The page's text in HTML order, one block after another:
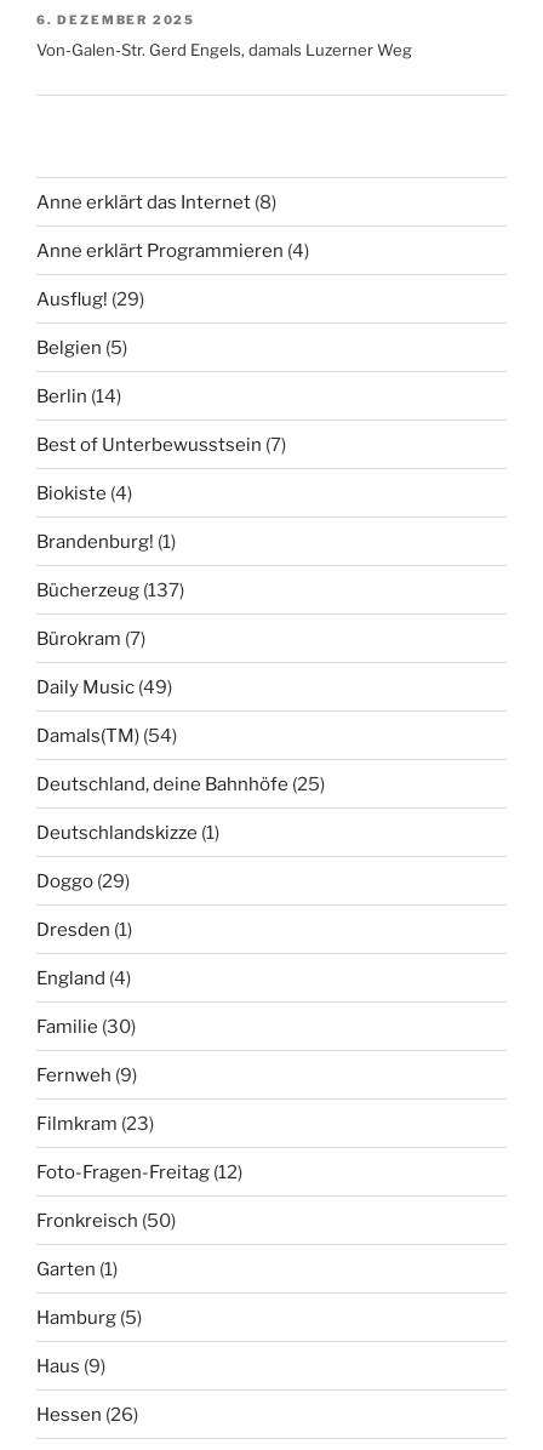
6. DEZEMBER 2025
Von-Galen-Str. Gerd Engels, damals Luzerner Weg
Anne erklärt das Internet (8)
Anne erklärt Programmieren (4)
Ausflug! (29)
Belgien (5)
Berlin (14)
Best of Unterbewusstsein (7)
Biokiste (4)
Brandenburg! (1)
Bücherzeug (137)
Bürokram (7)
Daily Music (49)
Damals(TM) (54)
Deutschland, deine Bahnhöfe (25)
Deutschlandskizze (1)
Doggo (29)
Dresden (1)
England (4)
Familie (30)
Fernweh (9)
Filmkram (23)
Foto-Fragen-Freitag (12)
Fronkreisch (50)
Garten (1)
Hamburg (5)
Haus (9)
Hessen (26)